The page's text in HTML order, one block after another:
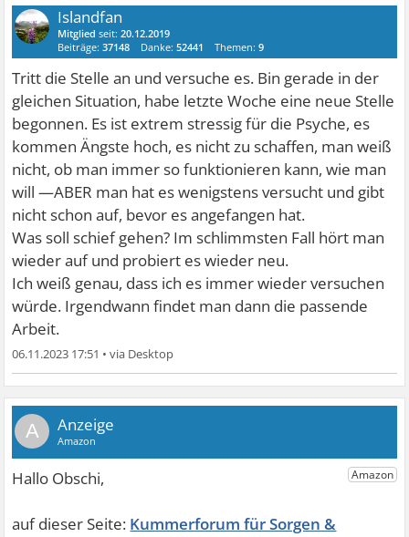
Islandfan
Mitglied seit:20.12.2019
Beiträge:37148 Danke:52441 Themen:9
Tritt die Stelle an und versuche es. Bin gerade in der
gleichen Situation, habe letzte Woche eine neue Stelle
begonnen. Es ist extrem stressig für die Psyche, es
kommen Ängste hoch, es nicht zu schaffen, man weiß
nicht, ob man immer so funktionieren kann, wie man
will —ABER man hat es wenigstens versucht und gibt
nicht schon auf, bevor es angefangen hat.
Was soll schief gehen? Im schlimmsten Fall hört man
wieder auf und probiert es wieder neu.
Ich weiß genau, dass ich es immer wieder versuchen
würde. Irgendwann findet man dann die passende
Arbeit.
06.11.2023 17:51 •
A
Kummerforum für Sorgen &